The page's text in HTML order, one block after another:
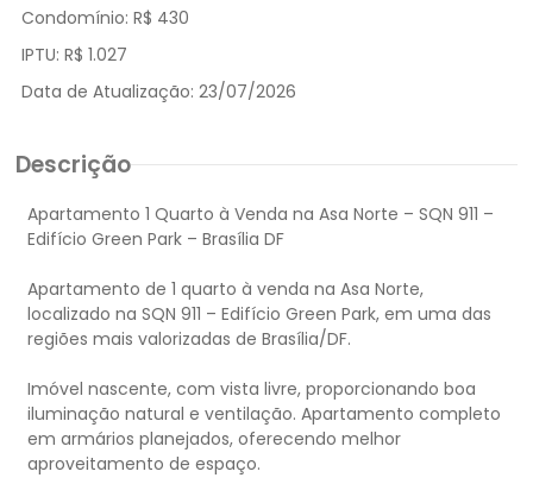
Condomínio: R$ 430
IPTU: R$ 1.027
Data de Atualização: 23/07/2026
Descrição
Apartamento 1 Quarto à Venda na Asa Norte – SQN 911 –
Edifício Green Park – Brasília DF
Apartamento de 1 quarto à venda na Asa Norte,
localizado na SQN 911 – Edifício Green Park, em uma das
regiões mais valorizadas de Brasília/DF.
Imóvel nascente, com vista livre, proporcionando boa
iluminação natural e ventilação. Apartamento completo
em armários planejados, oferecendo melhor
aproveitamento de espaço.